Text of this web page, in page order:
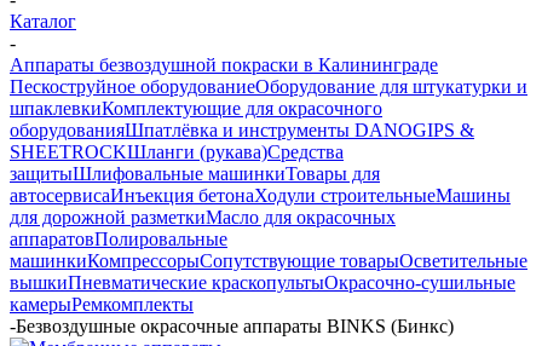
Каталог
-
Аппараты безвоздушной покраски в Калининграде
Пескоструйное оборудованиеОборудование для штукатурки и
шпаклевкиКомплектующие для окрасочного
оборудованияШпатлёвка и инструменты DANOGIPS &
SHEETROCKШланги (рукава)Средства
защитыШлифовальные машинкиТовары для
автосервисаИнъекция бетонаХодули строительныеМашины
для дорожной разметкиМасло для окрасочных
аппаратовПолировальные
машинкиКомпрессорыСопутствующие товарыОсветительные
вышкиПневматические краскопультыОкрасочно-сушильные
камерыРемкомплекты
-Безвоздушные окрасочные аппараты BINKS (Бинкс)